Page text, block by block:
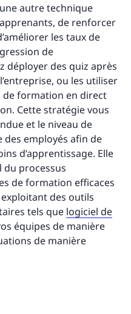
autre technique
de renforcer
les taux de
de
déployer des quiz après
ou les utiliser
de formation en direct
Cette stratégie vous
et le niveau de
des employés afin de
d’apprentissage. Elle
du processus
de formation efficaces
des outils
tels que logiciel de
équipes de manière
de manière